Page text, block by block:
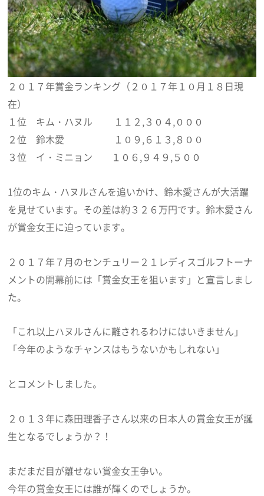
２０１７年賞金ランキング（２０１７年１０月１８日現
在）
１位 キム・ハヌル １１２,３０４,０００
２位 鈴木愛 １０９,６１３,８００
３位 イ・ミニョン １０６,９４９,５００
1位のキム・ハヌルさんを追いかけ、鈴木愛さんが大活躍
を見せています。その差は約３２６万円です。鈴木愛さん
が賞金女王に迫っています。
２０１７年７月のセンチュリー２１レディスゴルフトーナ
メントの開幕前には「賞金女王を狙います」と宣言しまし
た。
「これ以上ハヌルさんに離されるわけにはいきません」
「今年のようなチャンスはもうないかもしれない」
とコメントしました。
２０１３年に森田理香子さん以来の日本人の賞金女王が誕
生となるでしょうか？！
まだまだ目が離せない賞金女王争い。
今年の賞金女王には誰が輝くのでしょうか。